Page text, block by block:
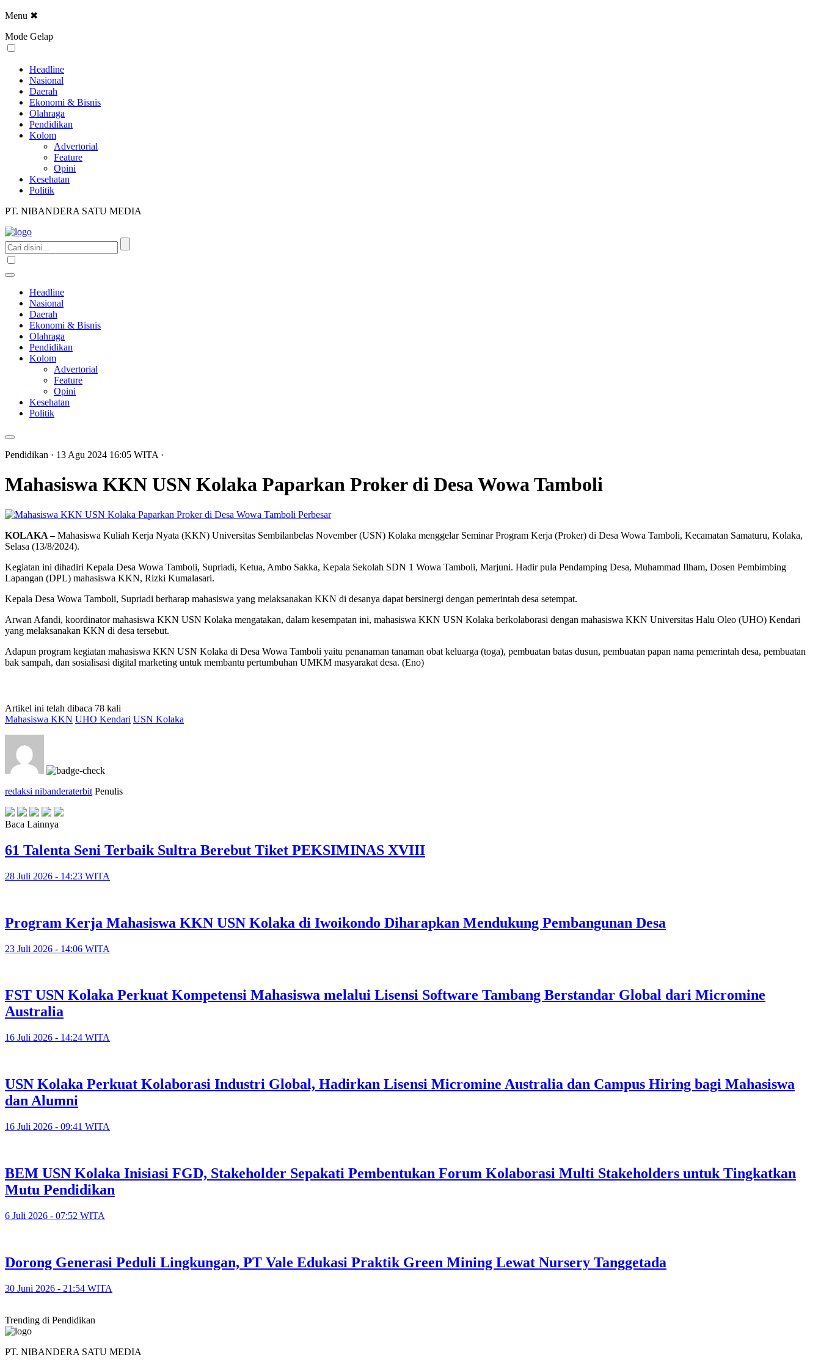
Menu ✖
Mode Gelap
Headline
Nasional
Daerah
Ekonomi & Bisnis
Olahraga
Pendidikan
Kolom
Advertorial
Feature
Opini
Kesehatan
Politik
PT. NIBANDERA SATU MEDIA
Headline
Nasional
Daerah
Ekonomi & Bisnis
Olahraga
Pendidikan
Kolom
Advertorial
Feature
Opini
Kesehatan
Politik
Pendidikan · 13 Agu 2024 16:05 WITA ·
Mahasiswa KKN USN Kolaka Paparkan Proker di Desa Wowa Tamboli
Perbesar
KOLAKA –Mahasiswa Kuliah Kerja Nyata (KKN) Universitas Sembilanbelas November (USN) Kolaka menggelar Seminar Program Kerja (Proker) di Desa Wowa Tamboli, Kecamatan Samaturu, Kolaka,
Selasa (13/8/2024).
Kegiatan ini dihadiri Kepala Desa Wowa Tamboli, Supriadi, Ketua, Ambo Sakka, Kepala Sekolah SDN 1 Wowa Tamboli, Marjuni. Hadir pula Pendamping Desa, Muhammad Ilham, Dosen Pembimbing
Lapangan (DPL) mahasiswa KKN, Rizki Kumalasari.
Kepala Desa Wowa Tamboli, Supriadi berharap mahasiswa yang melaksanakan KKN di desanya dapat bersinergi dengan pemerintah desa setempat.
Arwan Afandi, koordinator mahasiswa KKN USN Kolaka mengatakan, dalam kesempatan ini, mahasiswa KKN USN Kolaka berkolaborasi dengan mahasiswa KKN Universitas Halu Oleo (UHO) Kendari
yang melaksanakan KKN di desa tersebut.
Adapun program kegiatan mahasiswa KKN USN Kolaka di Desa Wowa Tamboli yaitu penanaman tanaman obat keluarga (toga), pembuatan batas dusun, pembuatan papan nama pemerintah desa, pembuatan
bak sampah, dan sosialisasi digital marketing untuk membantu pertumbuhan UMKM masyarakat desa. (Eno)
Artikel ini telah dibaca 78 kali
Mahasiswa KKN UHO Kendari USN Kolaka
redaksi nibanderaterbit Penulis
Baca Lainnya
61 Talenta Seni Terbaik Sultra Berebut Tiket PEKSIMINAS XVIII
28 Juli 2026 - 14:23 WITA
Program Kerja Mahasiswa KKN USN Kolaka di Iwoikondo Diharapkan Mendukung Pembangunan Desa
23 Juli 2026 - 14:06 WITA
FST USN Kolaka Perkuat Kompetensi Mahasiswa melalui Lisensi Software Tambang Berstandar Global dari Micromine
Australia
16 Juli 2026 - 14:24 WITA
USN Kolaka Perkuat Kolaborasi Industri Global, Hadirkan Lisensi Micromine Australia dan Campus Hiring bagi Mahasiswa
dan Alumni
16 Juli 2026 - 09:41 WITA
BEM USN Kolaka Inisiasi FGD, Stakeholder Sepakati Pembentukan Forum Kolaborasi Multi Stakeholders untuk Tingkatkan
Mutu Pendidikan
6 Juli 2026 - 07:52 WITA
Dorong Generasi Peduli Lingkungan, PT Vale Edukasi Praktik Green Mining Lewat Nursery Tanggetada
30 Juni 2026 - 21:54 WITA
Trending di Pendidikan
PT. NIBANDERA SATU MEDIA